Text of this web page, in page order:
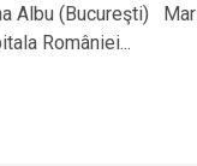
Albu (Bucureşti)
României...